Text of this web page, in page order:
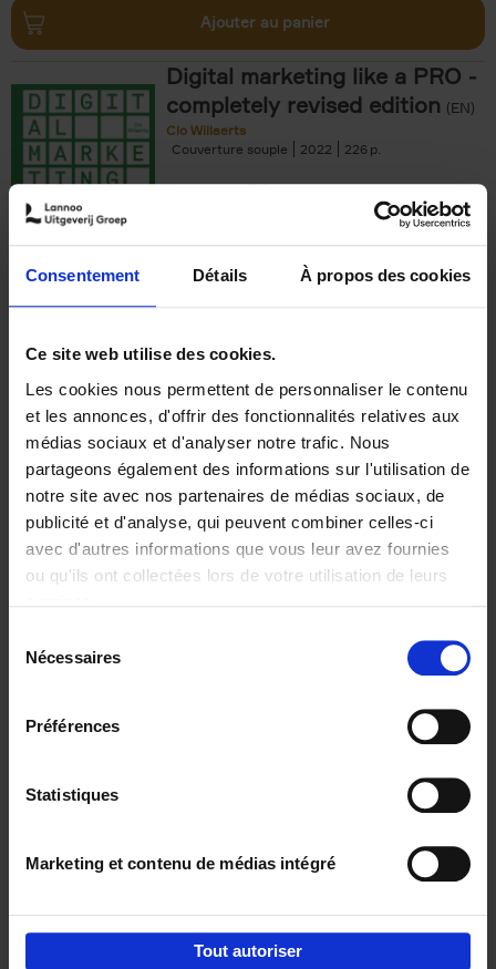
Consentement Détails À propos des cookies
Ce site web utilise des cookies.
Les cookies nous permettent de personnaliser le contenu
et les annonces, d'offrir des fonctionnalités relatives aux
médias sociaux et d'analyser notre trafic. Nous
partageons également des informations sur l'utilisation de
notre site avec nos partenaires de médias sociaux, de
publicité et d'analyse, qui peuvent combiner celles-ci
avec d'autres informations que vous leur avez fournies
ou qu'ils ont collectées lors de votre utilisation de leurs
Nécessaires
Préférences
Statistiques
Marketing et contenu de médias intégré
Tout autoriser
Ajouter au panier
Digital marketing like a PRO -
completely revised edition (EN)
Clo Willaerts
Couverture souple
2022 226
€35,50
The Offer You Can't
Refuse
Steven Van Belleghem
Couverture souple
2020 256
€37,50
Building Bonds = Building